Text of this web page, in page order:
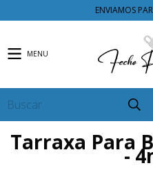
ENVIAMOS
MENU
Tarraxa Para
-